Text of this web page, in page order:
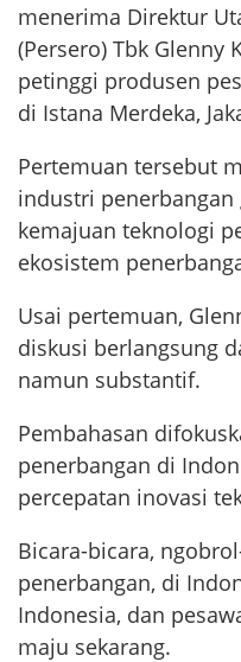
menerima Direktur
(Persero) Tbk Glenny
petinggi produsen
di Istana Merdeka,
Pertemuan tersebut
industri penerbangan
kemajuan teknologi
ekosistem
Usai pertemuan,
diskusi berlangsung
namun substantif.
Pembahasan
penerbangan di
percepatan inovasi
Bicara-bicara,
penerbangan, di
Indonesia, dan
maju sekarang.